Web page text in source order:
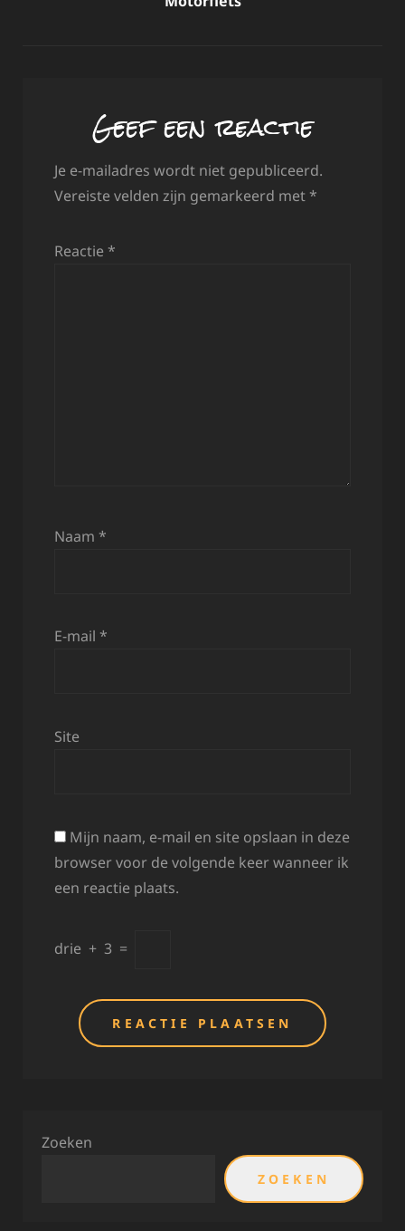
Geef een reactie
Je e-mailadres wordt niet gepubliceerd.
Vereiste velden zijn gemarkeerd met *
Reactie *
Naam *
E-mail *
Site
Mijn naam, e-mail en site opslaan in deze
browser voor de volgende keer wanneer ik
een reactie plaats.
drie + 3 =
Zoeken
ZOEKEN